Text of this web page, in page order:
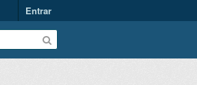
Entrar